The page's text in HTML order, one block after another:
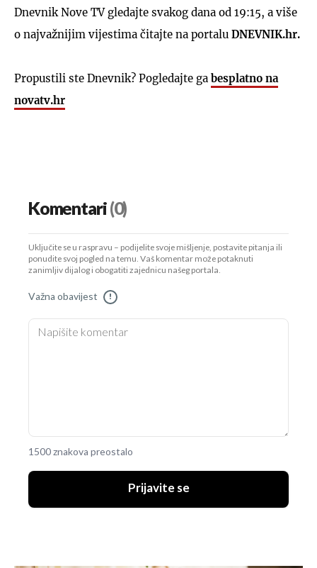
Dnevnik Nove TV gledajte svakog dana od 19:15, a više
o najvažnijim vijestima čitajte na portalu DNEVNIK.hr.
Propustili ste Dnevnik? Pogledajte ga besplatno na
novatv.hr
Komentari(0)
Uključite se u raspravu – podijelite svoje mišljenje, postavite pitanja ili
ponudite svoj pogled na temu. Vaš komentar može potaknuti
zanimljiv dijalog i obogatiti zajednicu našeg portala.
Važna obavijest !
1500 znakova preostalo
Prijavite se